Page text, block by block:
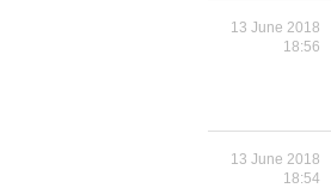
13 June 2018
18:56
13 June 2018
18:54